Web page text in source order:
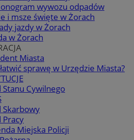
wywozu odpadów
i msze święte w Żorach
jazdy w Żorach
w Żorach
Miasta
sprawę w Urzędzie Miasta?
Stanu Cywilnego
Skarbowy
Pracy
Miejska Policji